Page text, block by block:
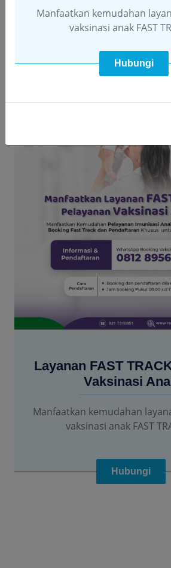
SELANJUTNYA!
Klik Tombol
Disamping
Layanan FAST
Vaksinasi
Manfaatkan kemudahan
vaksinasi anak FAST
Hubungi
Manfaatkan kemudahan
vaksinasi anak FAST
Hubungi